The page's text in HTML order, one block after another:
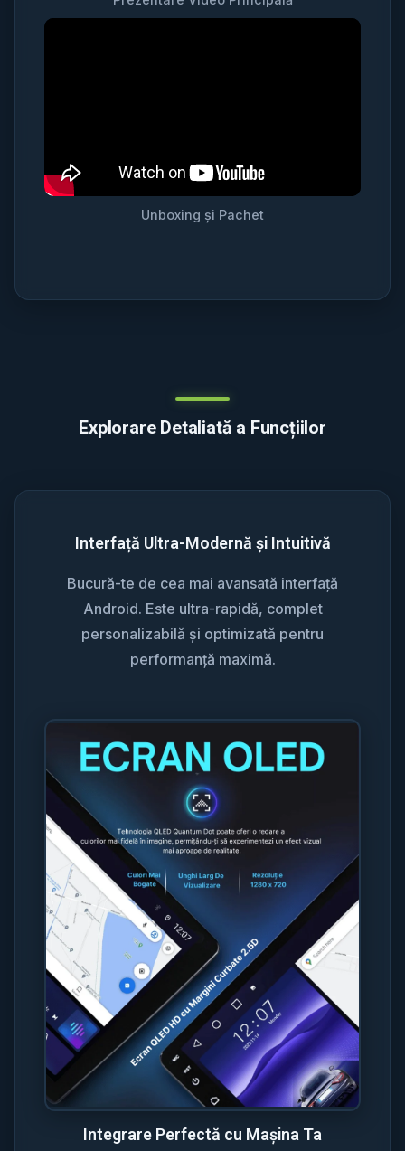
Unboxing și Pachet
Explorare Detaliată a Funcțiilor
Interfață Ultra-Modernă și Intuitivă
Bucură-te de cea mai avansată interfață
Android. Este ultra-rapidă, complet
personalizabilă și optimizată pentru
performanță maximă.
Integrare Perfectă cu Mașina Ta